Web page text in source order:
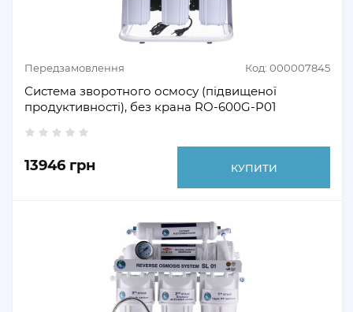
Передзамовлення Код: 000007845
Система зворотного осмосу (підвищеної
продуктивності), без крана RO-600G-P01
13946 грн КУПИТИ